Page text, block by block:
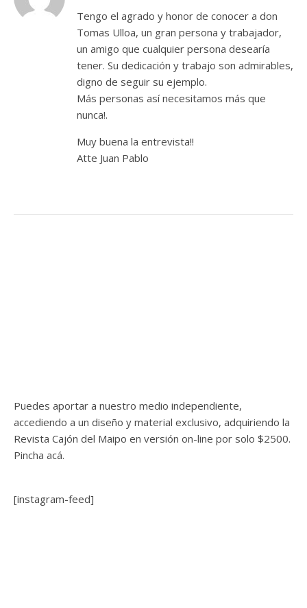
Tengo el agrado y honor de conocer a don
Tomas Ulloa, un gran persona y trabajador,
un amigo que cualquier persona desearía
tener. Su dedicación y trabajo son admirables,
digno de seguir su ejemplo.
Más personas así necesitamos más que
nunca!.
Muy buena la entrevista!!
Atte Juan Pablo
Puedes aportar a nuestro medio independiente,
accediendo a un diseño y material exclusivo, adquiriendo la
Revista Cajón del Maipo en versión on-line por solo $2500.
Pincha acá.
[instagram-feed]